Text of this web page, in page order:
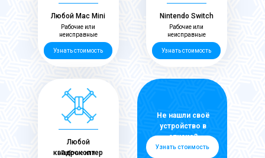
Не нашли своё
устройство в
списке?
Узнать стоимость
Узнать стоимость
Рабочие или
неисправные
Любой Mac Mini
Рабочие или
Любой
квадрокоптер
Узнать стоимость
Nintendo Switch
Рабочие или
неисправные